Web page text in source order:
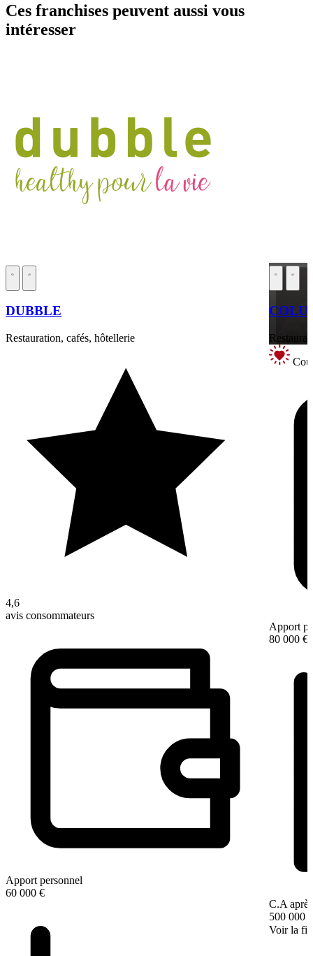
Ces franchises peuvent aussi vous
intéresser
DUBBLE
Restauration, cafés, hôtellerie
4,6
avis consommateurs
Apport personnel
60 000 €
Apport
80 000 €
C.A
500 000 €
Voir la